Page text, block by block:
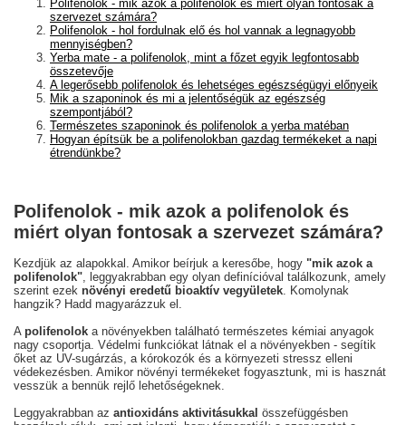
Polifenolok - mik azok a polifenolok és miért olyan fontosak a
szervezet számára?
Polifenolok - hol fordulnak elő és hol vannak a legnagyobb
mennyiségben?
Yerba mate - a polifenolok, mint a főzet egyik legfontosabb
összetevője
A legerősebb polifenolok és lehetséges egészségügyi előnyeik
Mik a szaponinok és mi a jelentőségük az egészség
szempontjából?
Természetes szaponinok és polifenolok a yerba matéban
Hogyan építsük be a polifenolokban gazdag termékeket a napi
étrendünkbe?
Polifenolok - mik azok a polifenolok és
miért olyan fontosak a szervezet számára?
Kezdjük az alapokkal. Amikor beírjuk a keresőbe, hogy "mik azok a
polifenolok", leggyakrabban egy olyan definícióval találkozunk, amely
szerint ezek növényi eredetű bioaktív vegyületek. Komolynak
hangzik? Hadd magyarázzuk el.
A polifenolok a növényekben található természetes kémiai anyagok
nagy csoportja. Védelmi funkciókat látnak el a növényekben - segítik
őket az UV-sugárzás, a kórokozók és a környezeti stressz elleni
védekezésben. Amikor növényi termékeket fogyasztunk, mi is hasznát
vesszük a bennük rejlő lehetőségeknek.
Leggyakrabban az antioxidáns aktivitásukkal összefüggésben